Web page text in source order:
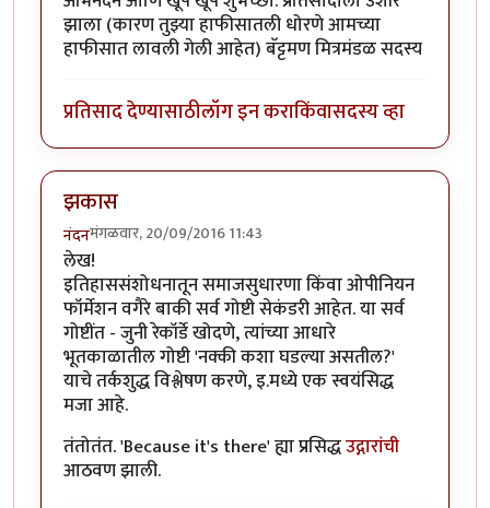
झाला (कारण तुझ्या हाफीसातली धोरणे आमच्या
हाफीसात लावली गेली आहेत) बॅट्टमण मित्रमंडळ सदस्य
प्रतिसाद देण्यासाठीलॉग इन कराकिंवासदस्य व्हा
झकास
नंदनमंगळवार, 20/09/2016 11:43
लेख!
इतिहाससंशोधनातून समाजसुधारणा किंवा ओपीनियन
फॉर्मेशन वगैरे बाकी सर्व गोष्टी सेकंडरी आहेत. या सर्व
गोष्टींत - जुनी रेकॉर्डे खोदणे, त्यांच्या आधारे
भूतकाळातील गोष्टी 'नक्की कशा घडल्या असतील?'
याचे तर्कशुद्ध विश्लेषण करणे, इ.मध्ये एक स्वयंसिद्ध
मजा आहे.
तंतोतंत. 'Because it's there' ह्या प्रसिद्धउद्गारांची
आठवण झाली.